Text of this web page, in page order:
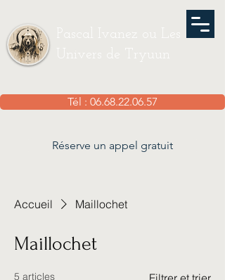
Pascal Ivanez ou Les
Univers de Tryuun
Tél : 06.68.22.06.57
Réserve un appel gratuit
Accueil Maillochet
Maillochet
5 articles